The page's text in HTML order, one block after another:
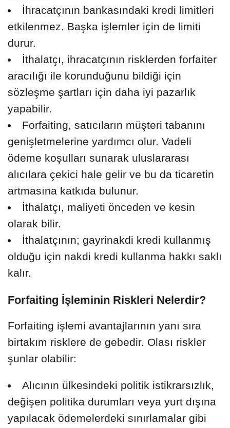
İhracatçının bankasındaki kredi limitleri
etkilenmez. Başka işlemler için de limiti
durur.
İthalatçı, ihracatçının risklerden forfaiter
aracılığı ile korunduğunu bildiği için
sözleşme şartları için daha iyi pazarlık
yapabilir.
Forfaiting, satıcıların müşteri tabanını
genişletmelerine yardımcı olur. Vadeli
ödeme koşulları sunarak uluslararası
alıcılara çekici hale gelir ve bu da ticaretin
artmasına katkıda bulunur.
İthalatçı, maliyeti önceden ve kesin
olarak bilir.
İthalatçının; gayrinakdi kredi kullanmış
olduğu için nakdi kredi kullanma hakkı saklı
kalır.
Forfaiting İşleminin Riskleri Nelerdir?
Forfaiting işlemi avantajlarının yanı sıra
birtakım risklere de gebedir. Olası riskler
şunlar olabilir:
Alıcının ülkesindeki politik istikrarsızlık,
değişen politika durumları veya yurt dışına
yapılacak ödemelerdeki sınırlamalar gibi